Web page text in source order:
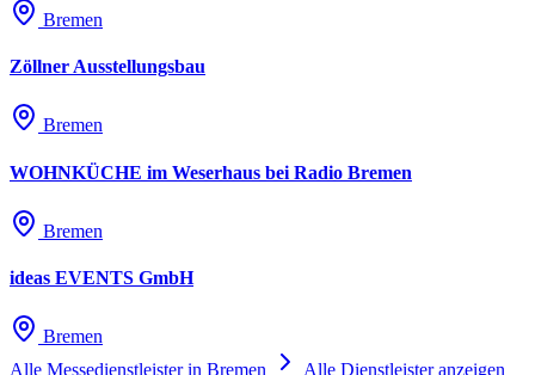
Bremen
Zöllner Ausstellungsbau
Bremen
WOHNKÜCHE im Weserhaus bei Radio Bremen
Bremen
ideas EVENTS GmbH
Bremen
Alle Messedienstleister in Bremen
Alle Dienstleister anzeigen